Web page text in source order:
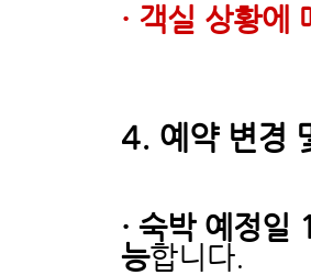
· 객실 상황에
4. 예약 변경
· 숙박 예정일
능합니다.